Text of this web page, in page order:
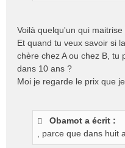
Voilà quelqu'un qui maitrise
Et quand tu veux savoir si
chère chez A ou chez B, tu
dans 10 ans ?
Moi je regarde le prix que
Obamot a écrit :
, parce que dans huit